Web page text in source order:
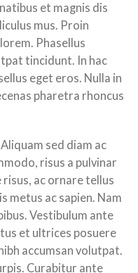
et magnis dis
mus. Proin
Phasellus
tincidunt. In hac
eget eros. Nulla in
pharetra rhoncus
sed diam ac
risus a pulvinar
ac ornare tellus
metus ac sapien. Nam
Vestibulum ante
et ultrices posuere
accumsan volutpat.
Curabitur ante